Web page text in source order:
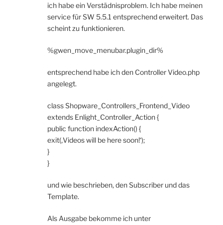
ich habe ein Verstädnisproblem. Ich habe meinen
service für SW 5.5.1 entsprechend erweitert. Das
scheint zu funktionieren.
%gwen_move_menubar.plugin_dir%
entsprechend habe ich den Controller Video.php
angelegt.
class Shopware_Controllers_Frontend_Video
extends Enlight_Controller_Action {
public function indexAction() {
exit(‚Videos will be here soon!‘);
}
}
und wie beschrieben, den Subscriber und das
Template.
Als Ausgabe bekomme ich unter